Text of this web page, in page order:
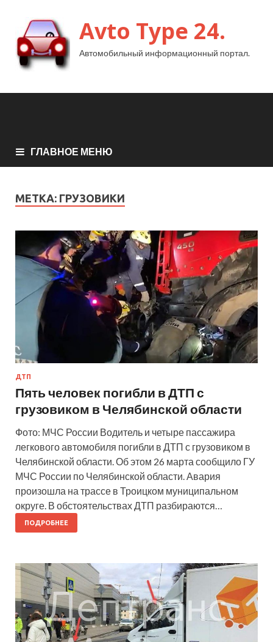
Avto Type 24.
Автомобильный информационный портал.
ГЛАВНОЕ МЕНЮ
МЕТКА: ГРУЗОВИКИ
ДТП
Пять человек погибли в ДТП с
грузовиком в Челябинской области
Фото: МЧС России Водитель и четыре пассажира
легкового автомобиля погибли в ДТП с грузовиком в
Челябинской области. Об этом 26 марта сообщило ГУ
МЧС России по Челябинской области. Авария
произошла на трассе в Троицком муниципальном
округе. В обстоятельствах ДТП разбираются…
ПОДРОБНЕЕ